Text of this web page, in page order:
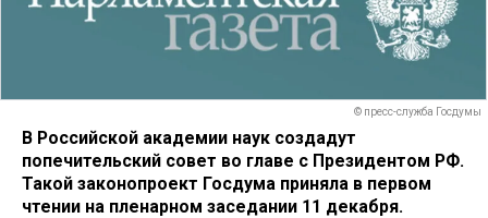
© пресс-служба Госдумы
В Российской академии наук создадут
попечительский совет во главе с Президентом РФ.
Такой законопроект Госдума приняла в первом
чтении на пленарном заседании 11 декабря.